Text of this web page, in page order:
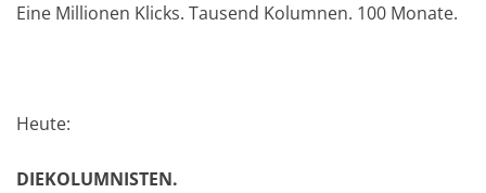
Eine Millionen Klicks. Tausend Kolumnen. 100 Monate.
Heute:
DIEKOLUMNISTEN.